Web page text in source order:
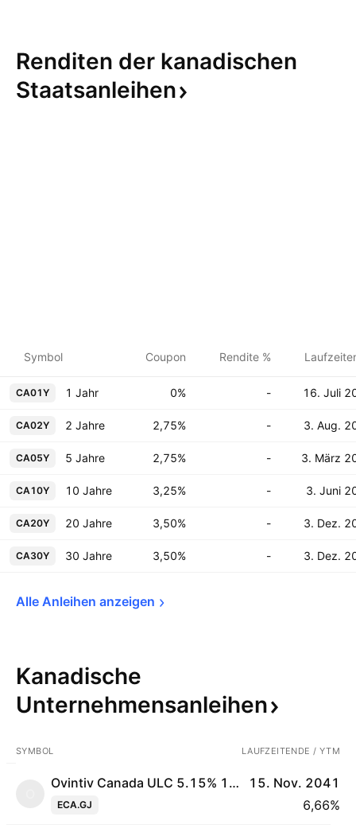
Renditen der kanadischen
Staatsanleihen
Symbol Coupon Rendite %
CA01Y 1 Jahr 0% - 16. Juli
CA02Y 2 Jahre 2,75% - 3. Aug.
CA05Y 5 Jahre 2,75% - 3. März
CA10Y 10 Jahre 3,25% - 3. Juni
CA20Y 20 Jahre 3,50% - 3. Dez.
CA30Y 30 Jahre 3,50% - 3. Dez.
Alle Anleihen anzeigen
Kanadische
Unternehmensanleihen
SYMBOL LAUFZEITENDE / YTM
Ovintiv Canada ULC 5.15% 15-NOV-2041
ECA.GJ 6,66%
15. Nov. 2041